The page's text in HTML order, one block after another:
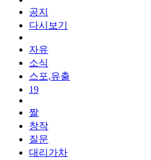
공지
다시보기
자유
소식
스포,유출
19
짤
창작
질문
대리가차